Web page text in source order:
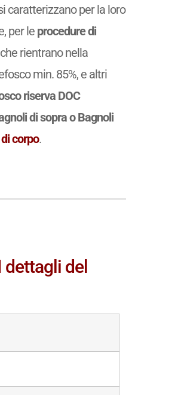
caratterizzano per la loro
per le procedure di
rientrano nella
min. 85%, e altri
riserva DOC
di sopra o Bagnoli
di corpo.
del